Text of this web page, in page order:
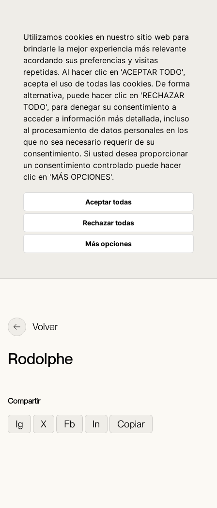
Utilizamos cookies en nuestro sitio web para
brindarle la mejor experiencia más relevante
acordando sus preferencias y visitas
repetidas. Al hacer clic en 'ACEPTAR TODO',
acepta el uso de todas las cookies. De forma
alternativa, puede hacer clic en 'RECHAZAR
TODO', para denegar su consentimiento a
acceder a información más detallada, incluso
al procesamiento de datos personales en los
que no sea necesario requerir de su
consentimiento. Si usted desea proporcionar
un consentimiento controlado puede hacer
clic en 'MÁS OPCIONES'.
Aceptar todas
Rechazar todas
Más opciones
Volver
Rodolphe
Compartir